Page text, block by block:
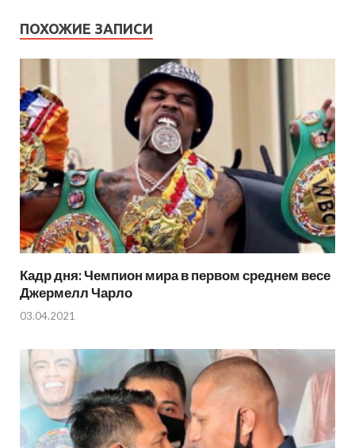
ПОХОЖИЕ ЗАПИСИ
Кадр дня: Чемпион мира в первом среднем весе
Джермелл Чарло
03.04.2021